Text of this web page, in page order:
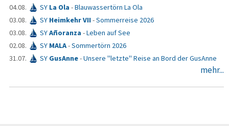
04.08.
SY La Ola -Blauwassertörn La Ola
03.08.
SY Heimkehr VII-Sommerreise 2026
03.08.
SYAñoranza -Leben auf See
02.08.
SY MALA-Sommertörn 2026
31.07.
SY GusAnne-Unsere "letzte" Reise an Bord der GusAnne
mehr...